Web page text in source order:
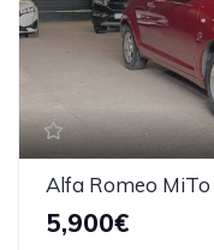
Alfa Romeo MiTo
5,900€